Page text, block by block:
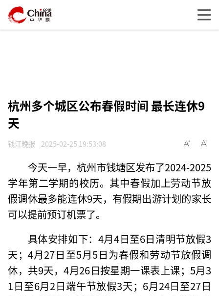
杭州多个城区公布春假时间 最长连休9
天
钱江晚报 2025-02-25 19:53:08
今天一早，杭州市钱塘区发布了2024-2025
学年第二学期的校历。其中春假加上劳动节放
假调休最多能连休9天，有假期出游计划的家长
可以提前预订机票了。
具体安排如下：4月4日至6日清明节放假3
天；4月27日至5月5日为春假和劳动节放假调
休，共9天，4月26日按星期一课表上课；5月3
1日至6月2日端午节放假3天；6月24日至27日